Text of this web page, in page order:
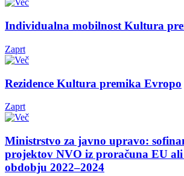
Individualna mobilnost Kultura
Zaprt
Rezidence Kultura premika Evropo
Zaprt
Ministrstvo za javno upravo:
projektov NVO iz proračuna EU
obdobju 2022–2024